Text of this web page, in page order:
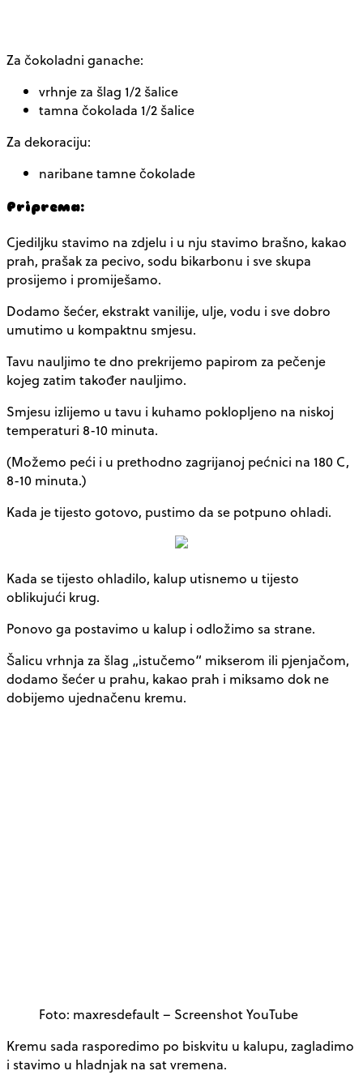
Za čokoladni ganache:
vrhnje za šlag 1/2 šalice
tamna čokolada 1/2 šalice
Za dekoraciju:
naribane tamne čokolade
Priprema:
Cjediljku stavimo na zdjelu i u nju stavimo brašno, kakao
prah, prašak za pecivo, sodu bikarbonu i sve skupa
prosijemo i promiješamo.
Dodamo šećer, ekstrakt vanilije, ulje, vodu i sve dobro
umutimo u kompaktnu smjesu.
Tavu nauljimo te dno prekrijemo papirom za pečenje
kojeg zatim također nauljimo.
Smjesu izlijemo u tavu i kuhamo poklopljeno na niskoj
temperaturi 8-10 minuta.
(Možemo peći i u prethodno zagrijanoj pećnici na 180 C,
8-10 minuta.)
Kada je tijesto gotovo, pustimo da se potpuno ohladi.
Kada se tijesto ohladilo, kalup utisnemo u tijesto
oblikujući krug.
Ponovo ga postavimo u kalup i odložimo sa strane.
Šalicu vrhnja za šlag „istučemo“ mikserom ili pjenjačom,
dodamo šećer u prahu, kakao prah i miksamo dok ne
dobijemo ujednačenu kremu.
Foto: maxresdefault – Screenshot YouTube
Kremu sada rasporedimo po biskvitu u kalupu, zagladimo
i stavimo u hladnjak na sat vremena.